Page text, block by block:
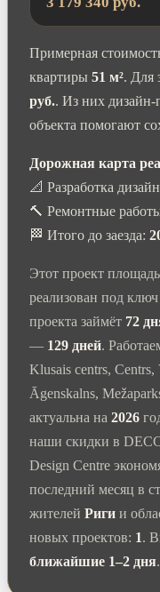
Примерная
квартиры 51 м². Для
руб.. Из них дизайн-
объекта помогают
Дорожная карта
📐 Разработка
🔨 Ремонтные
🏁 Итого до заезда:
Этот проект
реализован под ключ
проекта займёт 72
— 129 дней.
Klusais centrs, Centrs,
Āgenskalns,
актуальна на 2026
наши скидки в
Design Centre
последний месяц в
жителей Риги и
новых проектов: 1.
ближайшие 1–2 дня.